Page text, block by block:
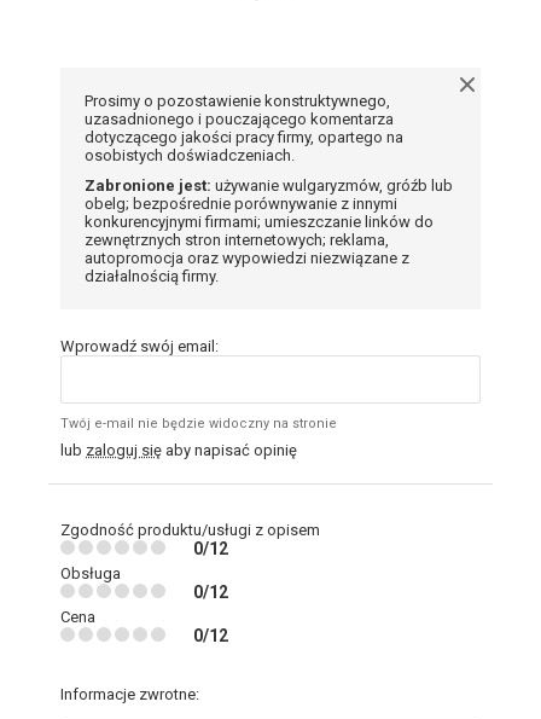
Prosimy o pozostawienie konstruktywnego,
uzasadnionego i pouczającego komentarza
dotyczącego jakości pracy firmy, opartego na
osobistych doświadczeniach.
Zabronione jest: używanie wulgaryzmów, gróźb lub
obelg; bezpośrednie porównywanie z innymi
konkurencyjnymi firmami; umieszczanie linków do
zewnętrznych stron internetowych; reklama,
autopromocja oraz wypowiedzi niezwiązane z
działalnością firmy.
Wprowadź swój email:
Twój e-mail nie będzie widoczny na stronie
lub zaloguj się aby napisać opinię
Zgodność produktu/usługi z opisem
0/12
Obsługa
0/12
Cena
0/12
Informacje zwrotne: